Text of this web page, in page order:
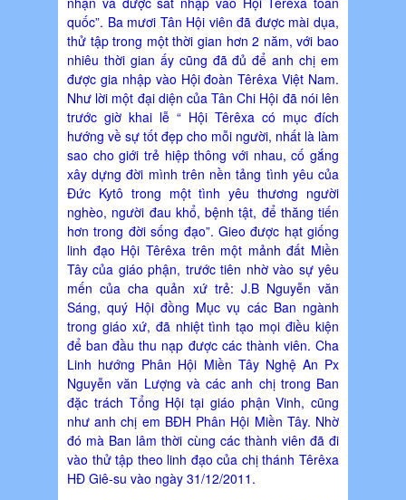
quốc”. Ba mươi Tân Hội viên đã được mài dụa,
thử tập trong một thời gian hơn 2 năm, với bao
nhiêu thời gian ấy cũng đã đủ để anh chị em
được gia nhập vào Hội đoàn Têrêxa Việt Nam.
Như lời một đại diện của Tân Chi Hội đã nói lên
trước giờ khai lễ “ Hội Têrêxa có mục đích
hướng về sự tốt đẹp cho mỗi người, nhất là làm
sao cho giới trẻ hiệp thông với nhau, cố gắng
xây dựng đời mình trên nền tảng tình yêu của
Đức Kytô trong một tình yêu thương người
nghèo, người đau khổ, bệnh tật, để thăng tiến
hơn trong đời sống đạo”. Gieo được hạt giống
linh đạo Hội Têrêxa trên một mảnh đất Miền
Tây của giáo phận, trước tiên nhờ vào sự yêu
mến của cha quản xứ trẻ: J.B Nguyễn văn
Sáng, quý Hội đồng Mục vụ các Ban ngành
trong giáo xứ, đã nhiệt tình tạo mọi điều kiện
để ban đầu thu nạp được các thành viên. Cha
Linh hướng Phân Hội Miền Tây Nghệ An Px
Nguyễn văn Lượng và các anh chị trong Ban
đặc trách Tổng Hội tại giáo phận Vinh, cũng
như anh chị em BĐH Phân Hội Miền Tây. Nhờ
đó mà Ban lâm thời cùng các thành viên đã đi
vào thử tập theo linh đạo của chị thánh Têrêxa
HĐ Giê-su vào ngày 31/12/2011.